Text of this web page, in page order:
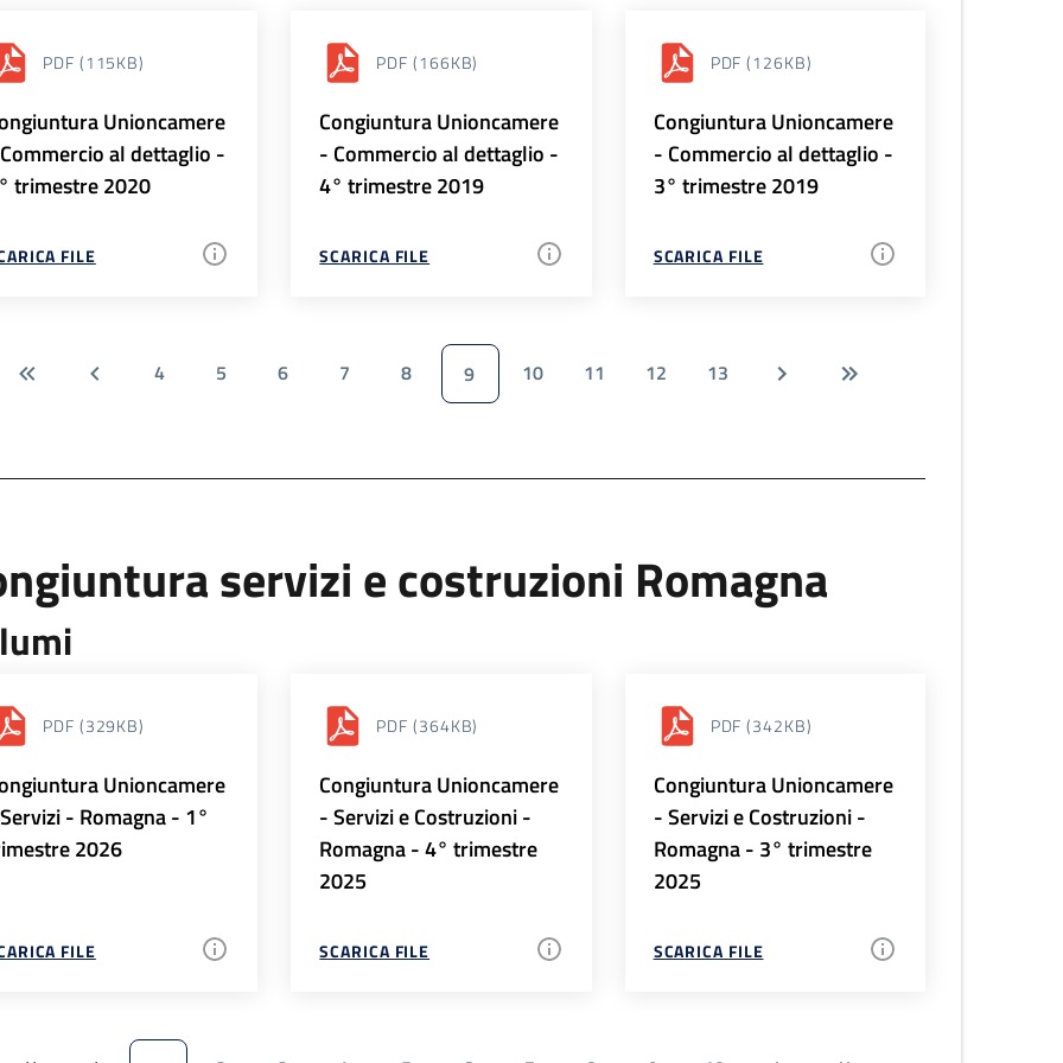
PDF (115KB)
Unioncamere
al dettaglio -
trimestre 2020
FILE
PDF (166KB)
Congiuntura Unioncamere
- Commercio al dettaglio -
4° trimestre 2019
SCARICA FILE
PDF (126KB)
Congiuntura Unioncamere
- Commercio al dettaglio -
3° trimestre 2019
SCARICA FILE
4 5 6 7 8 9 10 11 12 13
servizi e costruzioni Romagna
PDF (329KB)
Unioncamere
- Romagna - 1°
2026
FILE
PDF (364KB)
Congiuntura Unioncamere
- Servizi e Costruzioni -
Romagna - 4° trimestre
2025
SCARICA FILE
PDF (342KB)
Congiuntura Unioncamere
- Servizi e Costruzioni -
Romagna - 3° trimestre
2025
SCARICA FILE